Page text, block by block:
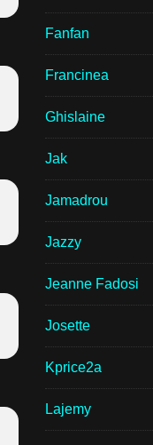
Fanfan
Francinea
Ghislaine
Jak
Jamadrou
Jazzy
Jeanne Fadosi
Josette
Kprice2a
Lajemy